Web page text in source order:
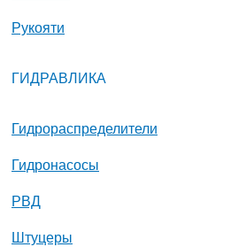
Рукояти
ГИДРАВЛИКА
Гидрораспределители
Гидронасосы
РВД
Штуцеры